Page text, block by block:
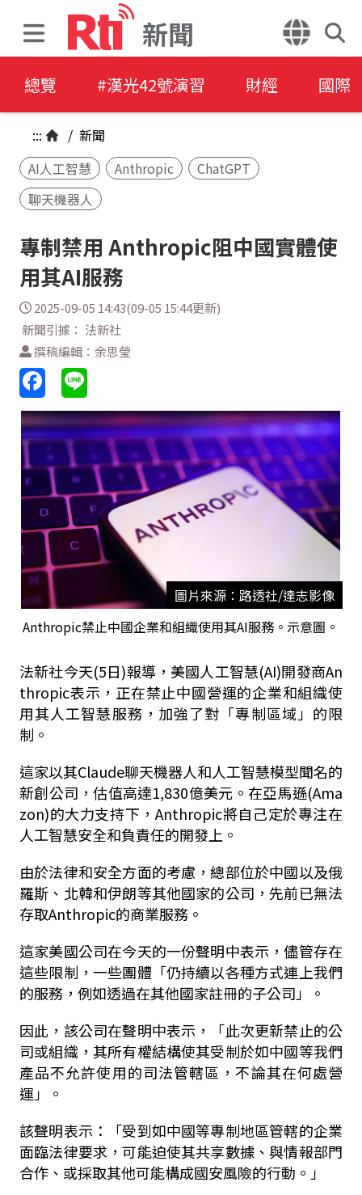
新聞
總覽 #漢光42號演習 財經 國際
::: / 新聞
AI人工智慧
Anthropic
ChatGPT
聊天機器人
專制禁用 Anthropic阻中國實體使
用其AI服務
2025-09-05 14:43(09-05 15:44更新)
新聞引據： 法新社
撰稿編輯：余思瑩
圖片來源：路透社/達志影像
Anthropic禁止中國企業和組織使用其AI服務。示意圖。
法新社今天(5日)報導，美國人工智慧(AI)開發商An
thropic表示，正在禁止中國營運的企業和組織使
用其人工智慧服務，加強了對「專制區域」的限
制。
這家以其Claude聊天機器人和人工智慧模型聞名的
新創公司，估值高達1,830億美元。在亞馬遜(Ama
zon)的大力支持下，Anthropic將自己定於專注在
人工智慧安全和負責任的開發上。
由於法律和安全方面的考慮，總部位於中國以及俄
羅斯、北韓和伊朗等其他國家的公司，先前已無法
存取Anthropic的商業服務。
這家美國公司在今天的一份聲明中表示，儘管存在
這些限制，一些團體「仍持續以各種方式連上我們
的服務，例如透過在其他國家註冊的子公司」。
因此，該公司在聲明中表示，「此次更新禁止的公
司或組織，其所有權結構使其受制於如中國等我們
產品不允許使用的司法管轄區，不論其在何處營
運」。
該聲明表示：「受到如中國等專制地區管轄的企業
面臨法律要求，可能迫使其共享數據、與情報部門
合作、或採取其他可能構成國安風險的行動。」